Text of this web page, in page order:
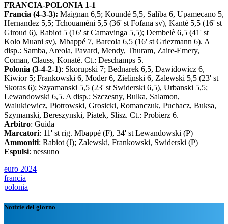
FRANCIA-POLONIA 1-1
Francia (4-3-3): Maignan 6,5; Koundé 5,5, Saliba 6, Upamecano 5,
Hernandez 5,5; Tchouaméni 5,5 (36' st Fofana sv), Kanté 5,5 (16' st
Giroud 6), Rabiot 5 (16' st Camavinga 5,5); Dembelè 6,5 (41' st
Kolo Muani sv), Mbappé 7, Barcola 6,5 (16' st Griezmann 6). A
disp.: Samba, Areola, Pavard, Mendy, Thuram, Zaire-Emery,
Coman, Clauss, Konaté. Ct.: Deschamps 5.
Polonia (3-4-2-1): Skorupski 7; Bednarek 6,5, Dawidowicz 6,
Kiwior 5; Frankowski 6, Moder 6, Zielinski 6, Zalewski 5,5 (23' st
Skoras 6); Szyamanski 5,5 (23' st Swiderski 6,5), Urbanski 5,5;
Lewandowski 6,5. A disp.: Szczesny, Bulka, Salamon,
Walukiewicz, Piotrowski, Grosicki, Romanczuk, Puchacz, Buksa,
Szymanski, Bereszynski, Piatek, Slisz. Ct.: Probierz 6.
Arbitro: Guida
Marcatori: 11' st rig. Mbappé (F), 34' st Lewandowski (P)
Ammoniti: Rabiot (J); Zalewski, Frankowski, Swiderski (P)
Espulsi: nessuno
euro 2024
francia
polonia
Notizie del giorno